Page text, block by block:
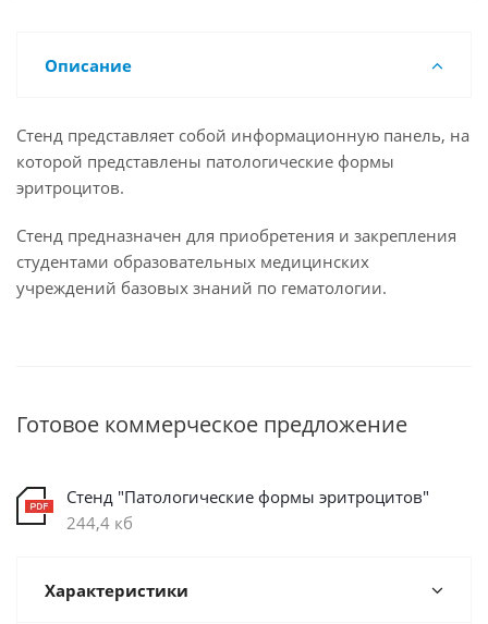
Описание
Стенд представляет собой информационную панель, на
которой представлены патологические формы
эритроцитов.
Стенд предназначен для приобретения и закрепления
студентами образовательных медицинских
учреждений базовых знаний по гематологии.
Готовое коммерческое предложение
Стенд "Патологические формы эритроцитов"
244,4 кб
Характеристики